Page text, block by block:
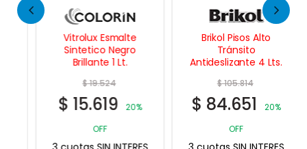
Vitrolux Esmalte
Sintetico Negro
Brillante 1 Lt.
19.524
15.619
20%
Brikol Pisos Alto
Tránsito
Antideslizante 4 Lts.
105.814
84.651
20%